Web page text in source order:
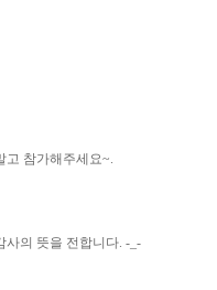
고 참가해주세요~.
사의 뜻을 전합니다. -_-